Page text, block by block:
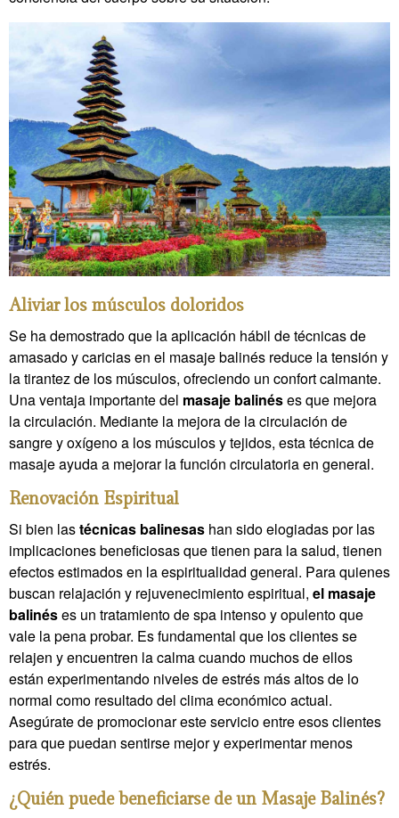
Aliviar los músculos doloridos
Se ha demostrado que la aplicación hábil de técnicas de
amasado y caricias en el masaje balinés reduce la tensión y
la tirantez de los músculos, ofreciendo un confort calmante.
Una ventaja importante del masaje balinéses que mejora
la circulación. Mediante la mejora de la circulación de
sangre y oxígeno a los músculos y tejidos, esta técnica de
masaje ayuda a mejorar la función circulatoria en general.
Renovación Espiritual
Si bien lastécnicas balinesas han sido elogiadas por las
implicaciones beneficiosas que tienen para la salud, tienen
efectos estimados en la espiritualidad general. Para quienes
buscan relajación y rejuvenecimiento espiritual, el masaje
balinéses un tratamiento de spa intenso y opulento que
vale la pena probar. Es fundamental que los clientes se
relajen y encuentren la calma cuando muchos de ellos
están experimentando niveles de estrés más altos de lo
normal como resultado del clima económico actual.
Asegúrate de promocionar este servicio entre esos clientes
para que puedan sentirse mejor y experimentar menos
estrés.
¿Quién puede beneficiarse de un Masaje Balinés?